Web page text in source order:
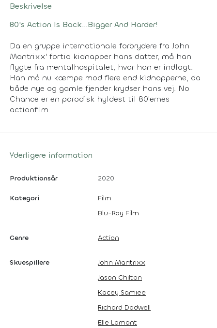
Beskrivelse
80's Action Is Back...Bigger And Harder!
Da en gruppe internationale forbrydere fra John
Mantrixx' fortid kidnapper hans datter, må han
flygte fra mentalhospitalet, hvor han er indlagt.
Han må nu kæmpe mod flere end kidnapperne, da
både nye og gamle fjender krydser hans vej. No
Chance er en parodisk hyldest til 80'ernes
actionfilm.
Yderligere information
Produktionsår 2020
Kategori
Film
Blu-Ray Film
Genre Action
Skuespillere
John Mantrixx
Jason Chilton
Kacey Samiee
Richard Dodwell
Elle Lamont